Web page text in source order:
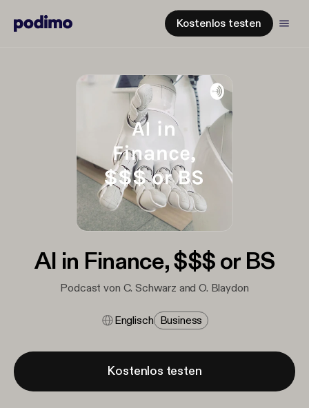
Kostenlos testen
AI in Finance, $$$ or BS
Podcast von C. Schwarz and O. Blaydon
Englisch Business
Kostenlos testen